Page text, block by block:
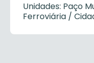
Unidades: Paço
Ferroviária /